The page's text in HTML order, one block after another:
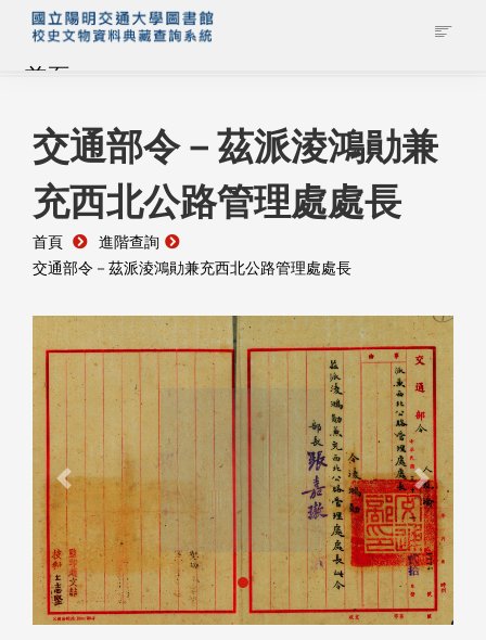
首頁
藏品查詢
校史館簡介
藏品清單全覽
資料調閱申請
管理者登入
交通部令－茲派淩鴻勛兼
充西北公路管理處處長
首頁
進階查詢
交通部令－茲派淩鴻勛兼充西北公路管理處處長
Previous Next